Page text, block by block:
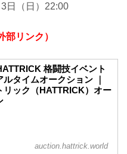
日（日）22:00
リンク）
格闘技イベント
ルタイムオークション ｜
リック（HATTRICK）オー
auction.hattrick.world